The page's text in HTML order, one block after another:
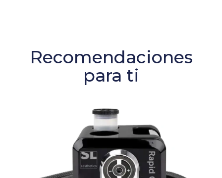
Recomendaciones
para ti